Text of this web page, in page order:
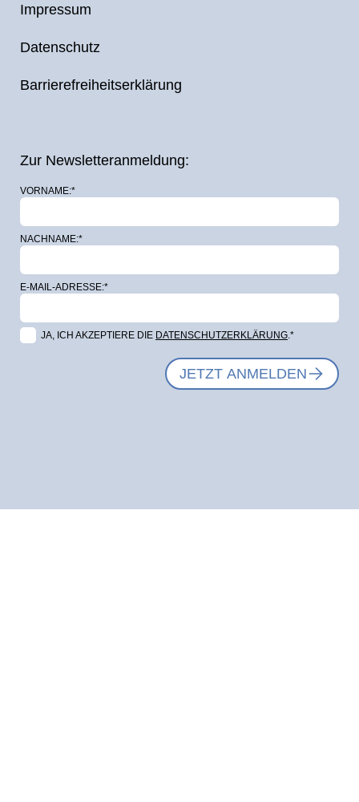
Impressum
Datenschutz
Barrierefreiheitserklärung
Zur Newsletteranmeldung:
VORNAME:*
NACHNAME:*
E-MAIL-ADRESSE:*
JA, ICH AKZEPTIERE DIE DATENSCHUTZERKLÄRUNG .*
JETZT ANMELDEN